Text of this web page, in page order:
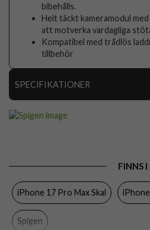
bibehålls.
Helt täckt kameramodul
att motverka vardagliga
Kompatibel med trådlös
tillbehör
SPECIFIKATIONER
Färg
Material
FINNS I
iPhone 17 Pro Max Skal
Spigen